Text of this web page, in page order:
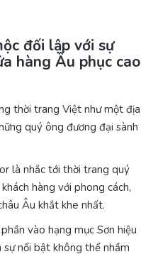
đối lập với sự
hàng Âu phục cao
thời trang Việt như một địa
quý ông đương đại sành
là nhắc tới thời trang quý
hàng với phong cách,
Âu khắt khe nhất.
vào hạng mục Sơn hiệu
nổi bật không thể nhầm